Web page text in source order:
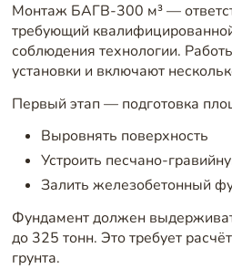
Монтаж БАГВ-300 м³ —
требующий
соблюдения технологии.
установки и включают
Первый этап — подготовка
Выровнять поверхность
Устроить песчано-
Залить железобетонный
Фундамент должен
до 325 тонн. Это требует
грунта.